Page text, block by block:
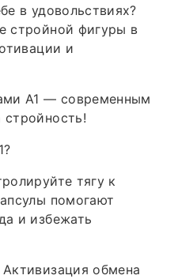
в удовольствиях?
стройной фигуры в
и
А1 — современным
тягу к
помогают
и избежать
обмена